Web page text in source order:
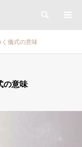
儀式の意味
の意味